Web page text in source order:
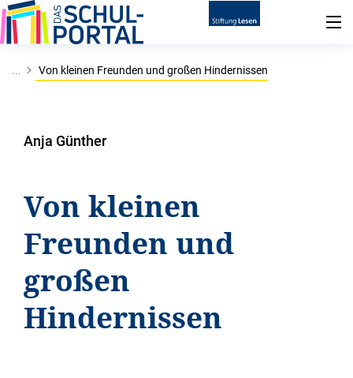
... Von kleinen Freunden und großen Hindernissen
Anja Günther
Von kleinen
Freunden und
großen
Hindernissen